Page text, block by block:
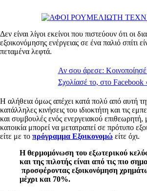
Δεν είναι λίγοι εκείνοι που πιστεύουν ότι οι
εξοικονόμησης ενέργειας σε ένα παλιό σπίτι
πεταμένα λεφτά.
Αν σου άρεσε:
Σχολίασέ το, στο Facebook
Η αλήθεια όμως απέχει κατά πολύ από αυτή
κατάλληλες κινήσεις του ιδιοκτήτη και τις
και συμβουλές ενός ενεργειακού επιθεωρητή,
κατοικία μπορεί να μετατραπεί σε πρότυπο
είτε με το πρόγραμμα Εξοικονομώ είτε όχι.
Η θερμομόνωση του εξωτερικού
και της πιλοτής είναι από τις πιο
προσφέροντας εξοικονόμηση
μέχρι και 70%.